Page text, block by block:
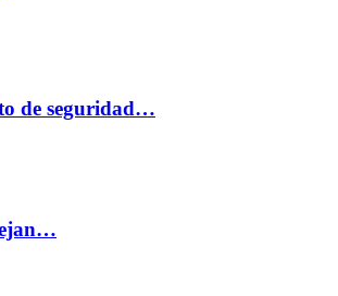
de seguridad…